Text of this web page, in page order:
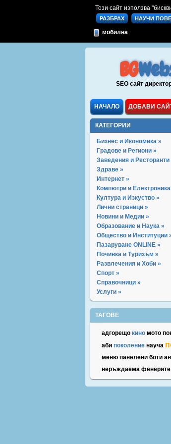
Този сайт използва
РАЗБРАХ НАУЧИ
мобилна
BG
SEO сайт
НАЧАЛО ДОБАВИ
КАТЕГОРИИ
Бизнес и Икономика »
Градове и Региони »
Заведения и Ресторанти
Здраве »
Интернет »
Компютри и Електроника
Култура и Изкуство »
Лични страници »
Новини и Медии »
Образование и Наука »
Общество и Институции
Пазаруване ONLINE »
Почивка и Туризъм »
Развлечения и Хоби »
Спорт »
Справочници »
Услуги »
ТАГОВЕ
адгорещо кино мото
аби поколение науча
меню панелени боти
неръждаема фенерите